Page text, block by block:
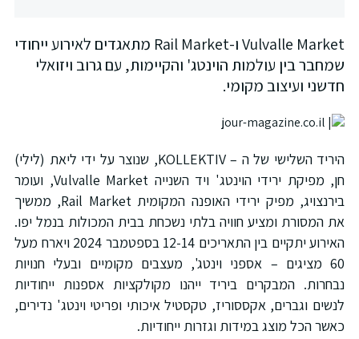
Vulvalle Market ו-Rail Market מתאגדים לאירוע ייחודי
שמחבר בין עולמות הוינטג' והקיימות, עם גרוב ויזואלי
חדשני ועיצוב מקומי.
היריד השלישי של ה – KOLLEKTIV, שנוצר על ידי ליאת (לילי)
חן, מפיקת ירידי הוינטג' ויד השנייה Vulvalle Market, ועומר
בירנצויג, מפיק ירידי האופנה המקומית Rail Market, ממשיך
את המסורת ומציע חוויה בלתי נשכחת בבית המכולות בנמל יפו.
האירוע יתקיים בין התאריכים 12-14 בספטמבר 2024 ויארח מעל
60 מציגים – אספני וינטג', מעצבים מקומיים ובעלי חנויות
נבחרות. המבקרים ביריד ייהנו מקולקציות אספנות ייחודיות
לנשים וגברים, אקססוריז, טקסטיל איכותי ופריטי וינטג' נדירים,
כאשר הכל מוצג במידות וגזרות ייחודיות.